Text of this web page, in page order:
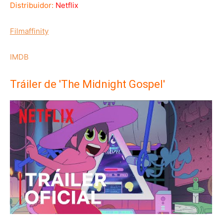
Distribuidor: Netflix
Filmaffinity
IMDB
Tráiler de 'The Midnight Gospel'